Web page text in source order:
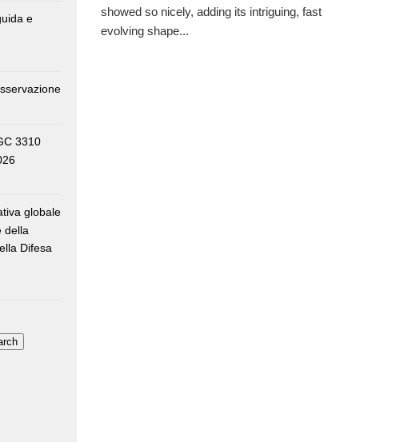
showed so nicely, adding its intriguing, fast
evolving shape...
e
3310
globale
della
Difesa